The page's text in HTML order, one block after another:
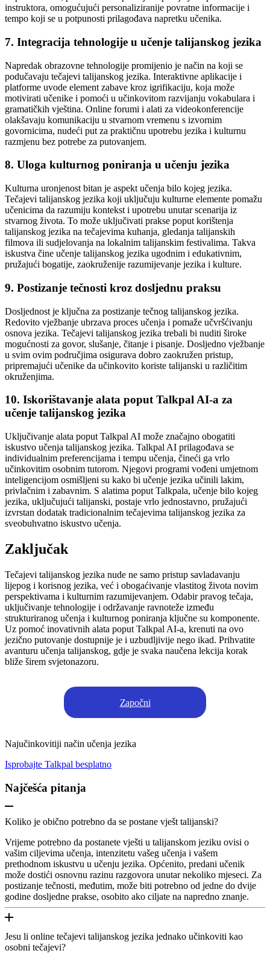
instruktora, omogućujući personaliziranije povratne informacije i
tempo koji se u potpunosti prilagođava napretku učenika.
7. Integracija tehnologije u učenje talijanskog jezika
Napredak obrazovne tehnologije promijenio je način na koji se
podučavaju tečajevi talijanskog jezika. Interaktivne aplikacije i
platforme uvode element zabave kroz igrifikaciju, koja može
motivirati učenike i pomoći u učinkovitom razvijanju vokabulara i
gramatičkih vještina. Online forumi i alati za videokonferencije
olakšavaju komunikaciju u stvarnom vremenu s izvornim
govornicima, nudeći put za praktičnu upotrebu jezika i kulturnu
razmjenu bez potrebe za putovanjem.
8. Uloga kulturnog poniranja u učenju jezika
Kulturna uronjenost bitan je aspekt učenja bilo kojeg jezika.
Tečajevi talijanskog jezika koji uključuju kulturne elemente pomažu
učenicima da razumiju kontekst i upotrebu unutar scenarija iz
stvarnog života. To može uključivati ​​prakse poput korištenja
talijanskog jezika na tečajevima kuhanja, gledanja talijanskih
filmova ili sudjelovanja na lokalnim talijanskim festivalima. Takva
iskustva čine učenje talijanskog jezika ugodnim i edukativnim,
pružajući bogatije, zaokruženije razumijevanje jezika i kulture.
9. Postizanje tečnosti kroz dosljednu praksu
Dosljednost je ključna za postizanje tečnog talijanskog jezika.
Redovito vježbanje ubrzava proces učenja i pomaže učvršćivanju
osnova jezika. Tečajevi talijanskog jezika trebali bi nuditi široke
mogućnosti za govor, slušanje, čitanje i pisanje. Dosljedno vježbanje
u svim ovim područjima osigurava dobro zaokružen pristup,
pripremajući učenike da učinkovito koriste talijanski u različitim
okruženjima.
10. Iskorištavanje alata poput Talkpal AI-a za
učenje talijanskog jezika
Uključivanje alata poput Talkpal AI može značajno obogatiti
iskustvo učenja talijanskog jezika. Talkpal AI prilagođava se
individualnim preferencijama i tempu učenja, čineći ga vrlo
učinkovitim osobnim tutorom. Njegovi programi vođeni umjetnom
inteligencijom osmišljeni su kako bi učenje jezika učinili lakim,
privlačnim i zabavnim. S alatima poput Talkpala, učenje bilo kojeg
jezika, uključujući talijanski, postaje vrlo jednostavno, pružajući
izvrstan dodatak tradicionalnim tečajevima talijanskog jezika za
sveobuhvatno iskustvo učenja.
Zaključak
Tečajevi talijanskog jezika nude ne samo pristup savladavanju
lijepog i korisnog jezika, već i obogaćivanje vlastitog života novim
perspektivama i kulturnim razumijevanjem. Odabir pravog tečaja,
uključivanje tehnologije i održavanje ravnoteže između
strukturiranog učenja i kulturnog poniranja ključne su komponente.
Uz pomoć inovativnih alata poput Talkpal AI-a, krenuti na ovo
jezično putovanje dostupnije je i uzbudljivije nego ikad. Prihvatite
avanturu učenja talijanskog, gdje je svaka naučena lekcija korak
bliže širem svjetonazoru.
Započni
Najučinkovitiji način učenja jezika
Isprobajte Talkpal besplatno
Najčešća pitanja
Koliko je obično potrebno da se postane vješt talijanski?
Vrijeme potrebno da postanete vješti u talijanskom jeziku ovisi o
vašim ciljevima učenja, intenzitetu vašeg učenja i vašem
prethodnom iskustvu u učenju jezika. Općenito, predani učenik
može dostići osnovnu razinu razgovora unutar nekoliko mjeseci. Za
postizanje tečnosti, međutim, može biti potrebno od jedne do dvije
godine dosljedne prakse, osobito ako ciljate na napredno znanje.
Jesu li online tečajevi talijanskog jezika jednako učinkoviti kao
osobni tečajevi?